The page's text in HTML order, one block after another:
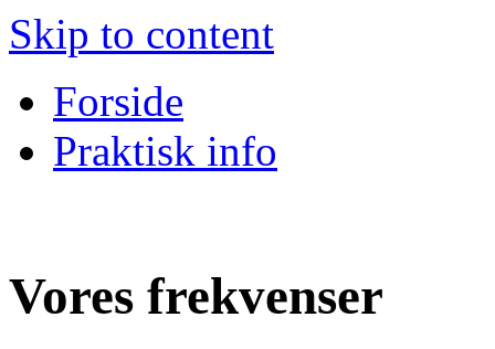
Skip to content
Forside
Praktisk info
Vores frekvenser